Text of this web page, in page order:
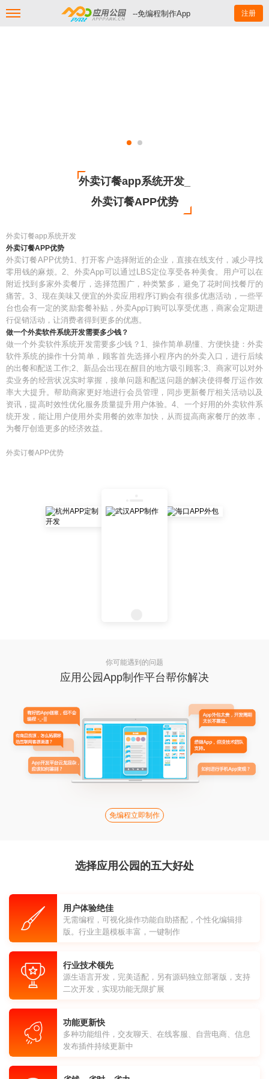
--免编程制作App 注册
外卖订餐app系统开发_
外卖订餐APP优势
外卖订餐app系统开发
外卖订餐APP优势
外卖订餐APP优势1、打开客户选择附近的企业，直接在线支付，减少寻找
零用钱的麻烦。2、外卖App可以通过LBS定位享受各种美食。用户可以在
附近找到多家外卖餐厅，选择范围广，种类繁多，避免了花时间找餐厅的
痛苦。3、现在美味又便宜的外卖应用程序订购会有很多优惠活动，一些平
台也会有一定的奖励套餐补贴，外卖App订购可以享受优惠，商家会定期进
行促销活动，让消费者得到更多的优惠。
做一个外卖软件系统开发需要多少钱？
做一个外卖软件系统开发需要多少钱？1、操作简单易懂、方便快捷：外卖
软件系统的操作十分简单，顾客首先选择小程序内的外卖入口，进行后续
的出餐和配送工作;2、新品会出现在醒目的地方吸引顾客;3、商家可以对外
卖业务的经营状况实时掌握，接单问题和配送问题的解决使得餐厅运作效
率大大提升。帮助商家更好地进行会员管理，同步更新餐厅相关活动以及
资讯，提高时效性优化服务质量提升用户体验。4、一个好用的外卖软件系
统开发，能让用户使用外卖用餐的效率加快，从而提高商家餐厅的效率，
为餐厅创造更多的经济效益。
外卖订餐APP优势
你可能遇到的问题
应用公园App制作平台帮你解决
免编程立即制作
选择应用公园的五大好处
用户体验绝佳
无需编程，可视化操作功能自助搭配，个性化编辑排
版。行业主题模板丰富，一键制作
行业技术领先
源生语言开发，完美适配，另有源码独立部署版，支持
二次开发，实现功能无限扩展
功能更新快
多种功能组件，交友聊天、在线客服、自营电商、信息
发布插件持续更新中